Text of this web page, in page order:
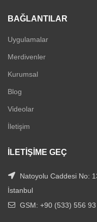
BAĞLANTILAR
Uygulamalar
Merdivenler
Kurumsal
Blog
Videolar
İletişim
İLETIŞIME GEÇ
Natoyolu Caddesi No:
İstanbul
GSM: +90 (533) 556 93